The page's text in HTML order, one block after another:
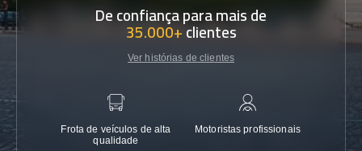
De confiança para mais de
35.000+clientes
Ver histórias de clientes
Frota de veículos de alta
qualidade
Motoristas profissionais